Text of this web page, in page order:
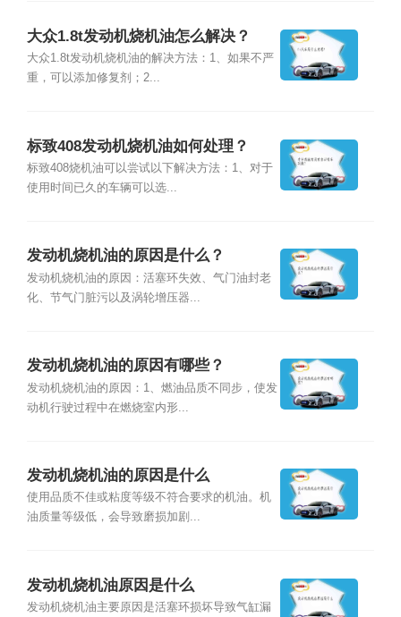
大众1.8t发动机烧机油怎么解决？
大众1.8t发动机烧机油的解决方法：1、如果不严
重，可以添加修复剂；2...
标致408发动机烧机油如何处理？
标致408烧机油可以尝试以下解决方法：1、对于
使用时间已久的车辆可以选...
发动机烧机油的原因是什么？
发动机烧机油的原因：活塞环失效、气门油封老
化、节气门脏污以及涡轮增压器...
发动机烧机油的原因有哪些？
发动机烧机油的原因：1、燃油品质不同步，使发
动机行驶过程中在燃烧室内形...
发动机烧机油的原因是什么
使用品质不佳或粘度等级不符合要求的机油。机
油质量等级低，会导致磨损加剧...
发动机烧机油原因是什么
发动机烧机油主要原因是活塞环损坏导致气缸漏